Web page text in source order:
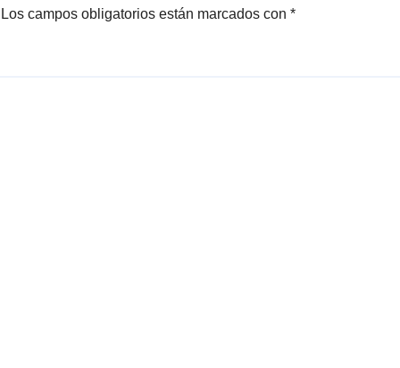
Los campos obligatorios están marcados con *